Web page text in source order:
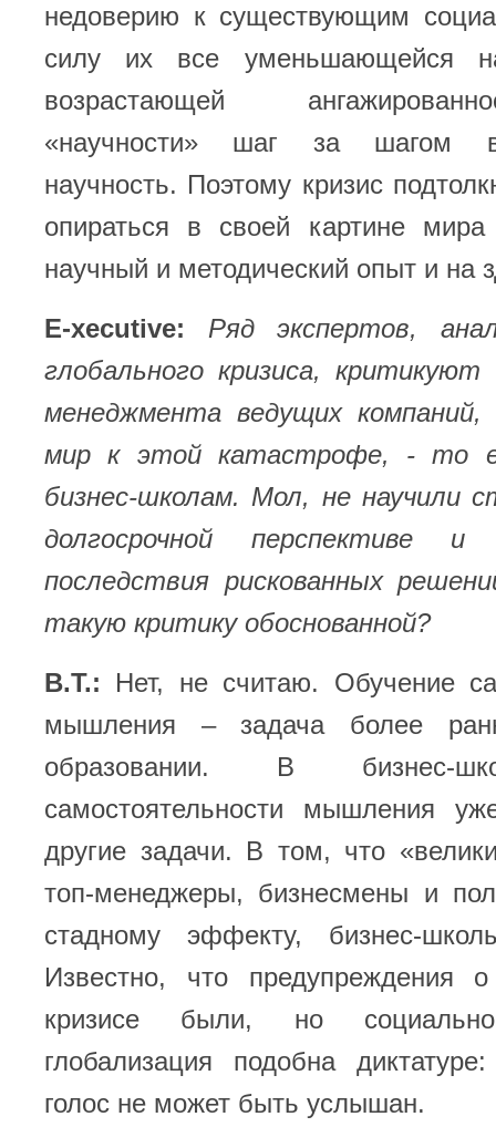
недоверию к существующим
силу их все уменьшающейся
возрастающей
«научности» шаг за шагом
научность. Поэтому кризис
опираться в своей картине
научный и методический опыт и на
E-xecutive:
Ряд экспертов,
глобального кризиса,
менеджмента ведущих компаний,
мир к этой катастрофе, - то
бизнес-школам. Мол, не научили
долгосрочной перспективе и
последствия рискованных
такую критику обоснованной?
В.Т.: Нет, не считаю. Обучение
мышления – задача более
образовании. В бизнес-
самостоятельности мышления
другие задачи. В том, что
топ-менеджеры, бизнесмены и
стадному эффекту, бизнес-
Известно, что предупреждения
кризисе были, но социально-
глобализация подобна
голос не может быть услышан.